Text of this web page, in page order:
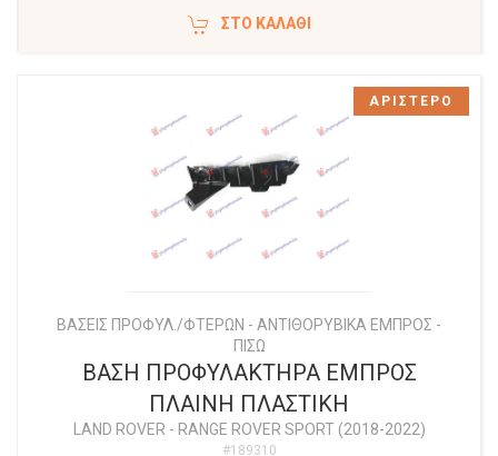
ΣΤΟ ΚΑΛΆΘΙ
ΒΑΣΕΙΣ ΠΡΟΦΥΛ./ΦΤΕΡΩΝ - ΑΝΤΙΘΟΡΥΒΙΚΑ ΕΜΠΡΟΣ -
ΠΙΣΩ
ΒΑΣΗ ΠΡΟΦΥΛΑΚΤΗΡΑ ΕΜΠΡΟΣ
ΠΛΑΙΝΗ ΠΛΑΣΤΙΚΗ
LAND ROVER - RANGE ROVER SPORT (2018-2022)
#189310
ΑΡΙΣΤΕΡΟ